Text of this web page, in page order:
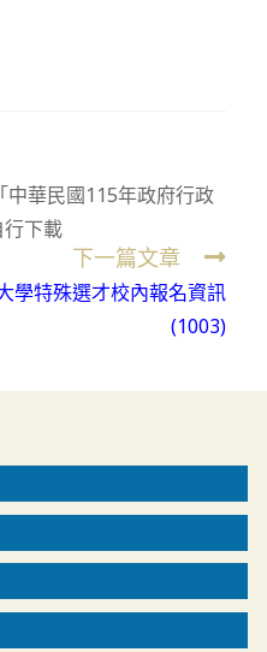
華民國115年政府行政
下載
下一篇文章
學特殊選才校內報名資訊
(1003)